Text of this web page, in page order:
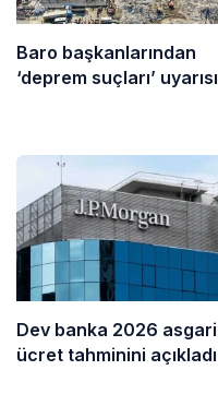
Baro başkanlarından
‘deprem suçları’ uyarısı
Dev banka 2026 asgari
ücret tahminini açıkladı